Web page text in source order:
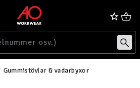
Gummistövlar & vadarbyxor